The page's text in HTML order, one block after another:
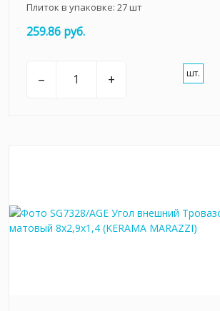
Плиток в упаковке: 27шт
259.86 руб.
– + шт.